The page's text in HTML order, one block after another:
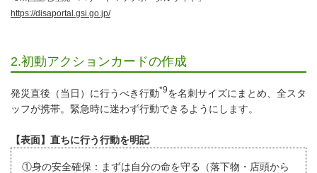
https://disaportal.gsi.go.jp/
2.初動アクションカードの作成
発災直後（当日）に行うべき行動*9を名刺サイズにまとめ、全スタ
ッフが携帯。緊急時に迷わず行動できるようにします。
【表面】直ちに行う行動を明記
①身の安全確保：まずは自分の命を守る（落下物・店頭から